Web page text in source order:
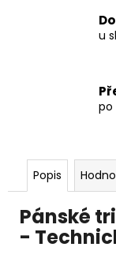
u
po
Popis
Pánské
-